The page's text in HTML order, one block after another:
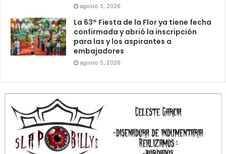
agosto 5, 2026
La 63° Fiesta de la Flor ya tiene fecha
confirmada y abrió la inscripción
para las y los aspirantes a
embajadores
agosto 5, 2026